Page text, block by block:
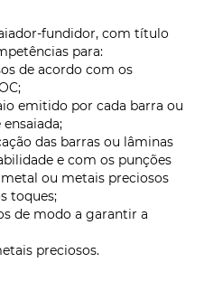
fundidor, com título
para:
de acordo com os
emitido por cada barra ou
das barras ou lâminas
e com os punções
ou metais preciosos
toques;
de modo a garantir a
preciosos.